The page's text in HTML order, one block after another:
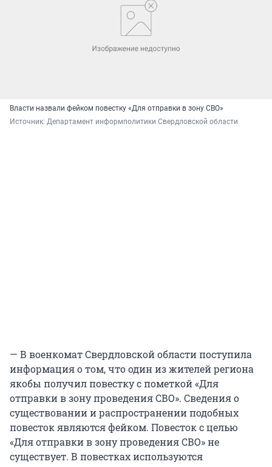
Власти назвали фейком повестку «Для отправки в зону СВО»
Источник: Департамент информполитики Свердловской области
— В военкомат Свердловской области поступила
информация о том, что один из жителей региона
якобы получил повестку с пометкой «Для
отправки в зону проведения СВО». Сведения о
существовании и распространении подобных
повесток являются фейком. Повесток с целью
«Для отправки в зону проведения СВО» не
существует. В повестках используются